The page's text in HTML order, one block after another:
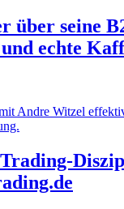
über seine
echte